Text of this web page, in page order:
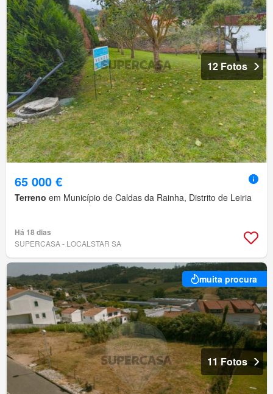
12 Fotos
65 000 €
Terreno em Município de Caldas da Rainha, Distrito de Leiria
Há 18 dias
SUPERCASA - LOCALSTAR SA
muita procura
11 Fotos